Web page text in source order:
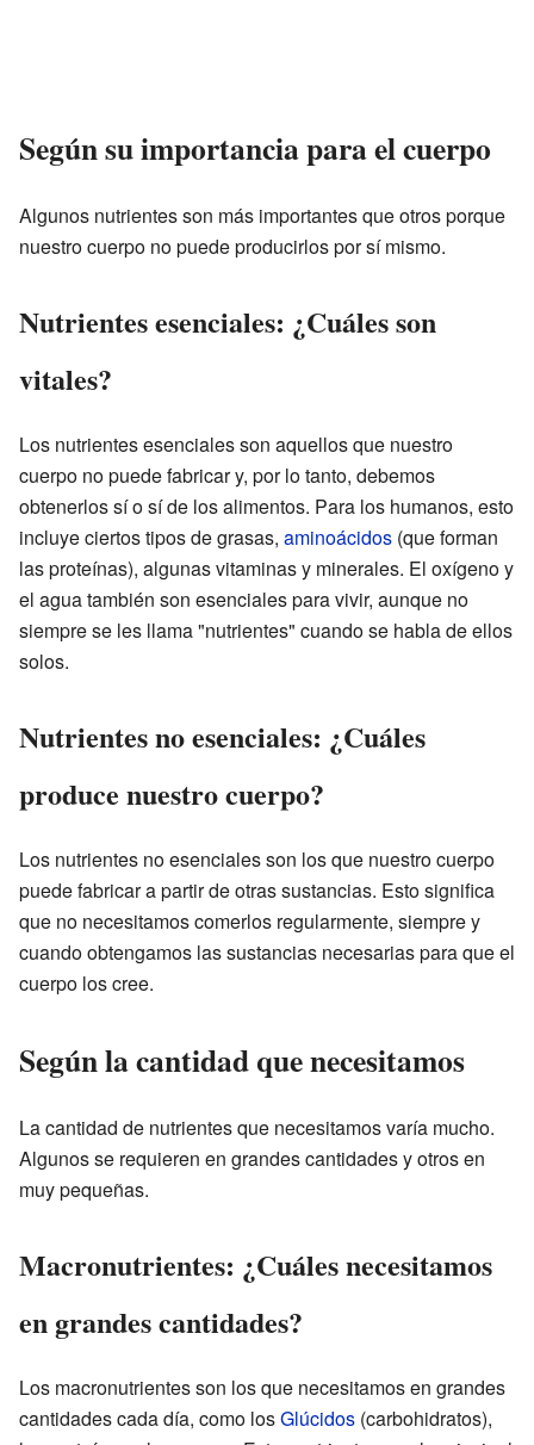
Según su importancia para el cuerpo
Algunos nutrientes son más importantes que otros porque
nuestro cuerpo no puede producirlos por sí mismo.
Nutrientes esenciales: ¿Cuáles son
vitales?
Los nutrientes esenciales son aquellos que nuestro
cuerpo no puede fabricar y, por lo tanto, debemos
obtenerlos sí o sí de los alimentos. Para los humanos, esto
incluye ciertos tipos de grasas, aminoácidos (que forman
las proteínas), algunas vitaminas y minerales. El oxígeno y
el agua también son esenciales para vivir, aunque no
siempre se les llama "nutrientes" cuando se habla de ellos
solos.
Nutrientes no esenciales: ¿Cuáles
produce nuestro cuerpo?
Los nutrientes no esenciales son los que nuestro cuerpo
puede fabricar a partir de otras sustancias. Esto significa
que no necesitamos comerlos regularmente, siempre y
cuando obtengamos las sustancias necesarias para que el
cuerpo los cree.
Según la cantidad que necesitamos
La cantidad de nutrientes que necesitamos varía mucho.
Algunos se requieren en grandes cantidades y otros en
muy pequeñas.
Macronutrientes: ¿Cuáles necesitamos
en grandes cantidades?
Los macronutrientes son los que necesitamos en grandes
cantidades cada día, como losGlúcidos (carbohidratos),